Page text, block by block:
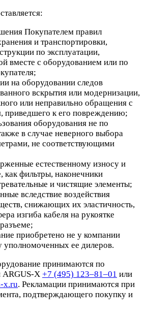
Покупателем правил
и транспортировки,
по эксплуатации,
вместе с оборудованием или по
на оборудовании следов
вскрытия или модернизации,
или неправильно обращения с
приведшего к его повреждению;
оборудования не по
в случае неверного выбора
не соответствующими
естественному износу и
как фильтры, наконечники
и чистящие элементы;
вследствие воздействия
снижающих их эластичность,
изгиба кабеля на рукоятке
приобретено не у компании
уполномоченных ее дилеров.
принимаются по
ARGUS-X +7 (495) 123–81–01 или
x.ru. Рекламации принимаются при
подтверждающего покупку и